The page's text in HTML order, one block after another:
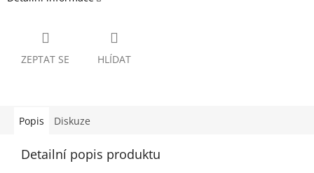
ZEPTAT SE HLÍDAT
Popis Diskuze
Detailní popis produktu